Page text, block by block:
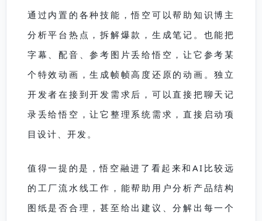
通过内置的各种技能，悟空可以帮助知识博主
分析平台热点，拆解爆款，生成笔记。也能把
字幕、配音、参考图片丢给悟空，让它参考某
个特效动画，生成帧帧高度还原的动画。独立
开发者在接到开发需求后，可以直接把聊天记
录丢给悟空，让它整理系统需求，直接启动项
目设计、开发。
值得一提的是，悟空融进了看起来和AI比较远
的工厂流水线工作，能帮助用户分析产品结构
图纸是否合理，甚至给出建议、分解出每一个